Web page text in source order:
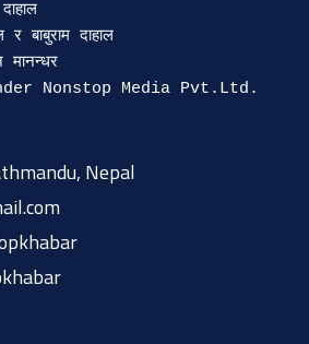
दाहाल
मानन्धर
Nepal